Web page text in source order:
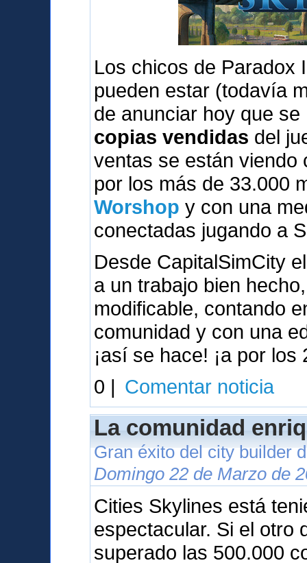
Los chicos de Paradox
pueden estar (todavía
de anunciar hoy que
copias vendidas del
ventas se están viendo
por los más de 33.000
Worshop y con una
conectadas jugando a
Desde CapitalSimCity
a un trabajo bien
modificable, contando
comunidad y con una
¡así se hace! ¡a por los
0 | Comentar noticia
La comunidad
Gran éxito del city builder
Domingo 22 de Marzo de
Cities Skylines está
espectacular. Si el otro
superado las 500.000